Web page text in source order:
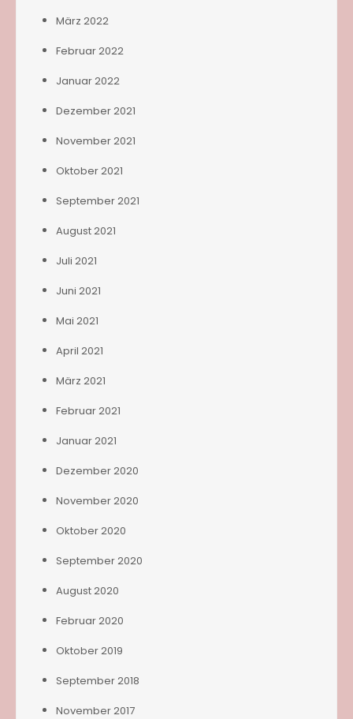
März 2022
Februar 2022
Januar 2022
Dezember 2021
November 2021
Oktober 2021
September 2021
August 2021
Juli 2021
Juni 2021
Mai 2021
April 2021
März 2021
Februar 2021
Januar 2021
Dezember 2020
November 2020
Oktober 2020
September 2020
August 2020
Februar 2020
Oktober 2019
September 2018
November 2017